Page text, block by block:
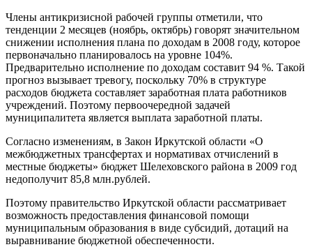
Члены антикризисной рабочей группы отметили, что
тенденции 2 месяцев (ноябрь, октябрь) говорят значительном
снижении исполнения плана по доходам в 2008 году, которое
первоначально планировалось на уровне 104%.
Предварительно исполнение по доходам составит 94 %. Такой
прогноз вызывает тревогу, поскольку 70% в структуре
расходов бюджета составляет заработная плата работников
учреждений. Поэтому первоочередной задачей
муниципалитета является выплата заработной платы.
Согласно изменениям, в Закон Иркутской области «О
межбюджетных трансфертах и нормативах отчислений в
местные бюджеты» бюджет Шелеховского района в 2009 год
недополучит 85,8 млн.рублей.
Поэтому правительство Иркутской области рассматривает
возможность предоставления финансовой помощи
муниципальным образования в виде субсидий, дотаций на
выравнивание бюджетной обеспеченности.